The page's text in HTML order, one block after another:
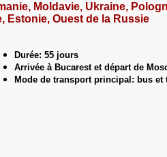
Moldavie, Ukraine,
Estonie, Ouest de la Russie
Durée: 55 jours
Arrivée à Bucarest et départ de
Mode de transport principal: bus et